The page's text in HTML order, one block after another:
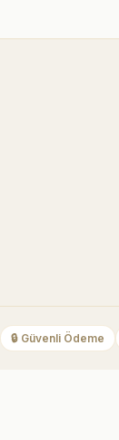
🔒 Güvenli Ödeme